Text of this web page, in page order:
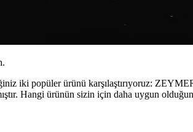
iki popüler ürünü karşılaştırıyoruz:
Hangi ürünün sizin için daha uygun